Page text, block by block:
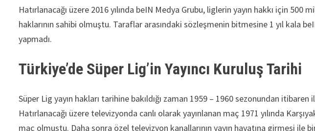
Hatırlanacağı üzere 2016 yılında beIN Medya Grubu, liglerin yayın hakkı için 500
haklarının sahibi olmuştu. Taraflar arasındaki sözleşmenin bitmesine 1 yıl kala
yapmadı.
Türkiye’de Süper Lig’in Yayıncı Kuruluş Tarihi
Süper Lig yayın hakları tarihine bakıldığı zaman 1959 – 1960 sezonundan itibaren
Hatırlanacağı üzere televizyonda canlı olarak yayınlanan maç 1971 yılında
maç olmuştu. Daha sonra özel televizyon kanallarının yayın hayatına girmesi ile